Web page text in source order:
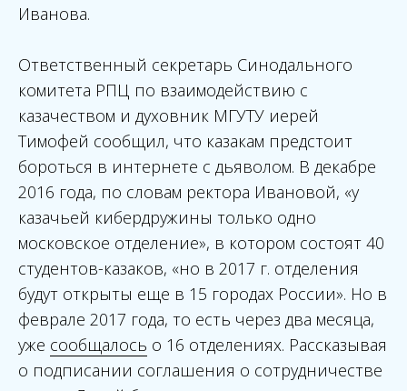
Иванова.
Ответственный секретарь Синодального
комитета РПЦ по взаимодействию с
казачеством и духовник МГУТУ иерей
Тимофей сообщил, что казакам предстоит
бороться в интернете с дьяволом. В декабре
2016 года, по словам ректора Ивановой, «у
казачьей кибердружины только одно
московское отделение», в котором состоят 40
студентов-казаков, «но в 2017 г. отделения
будут открыты еще в 15 городах России». Но в
феврале 2017 года, то есть через два месяца,
уже сообщалось о 16 отделениях. Рассказывая
о подписании соглашения о сотрудничестве